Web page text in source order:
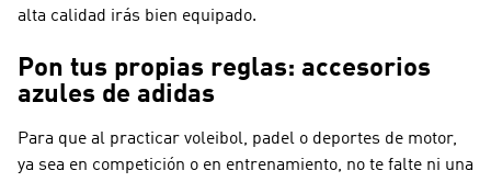
alta calidad irás bien equipado.
Pon tus propias reglas: accesorios
azules de adidas
Para que al practicar voleibol, padel o deportes de motor,
ya sea en competición o en entrenamiento, no te falte ni una